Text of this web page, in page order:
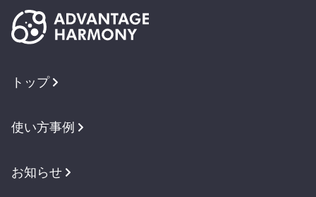
トップ
使い方事例
お知らせ